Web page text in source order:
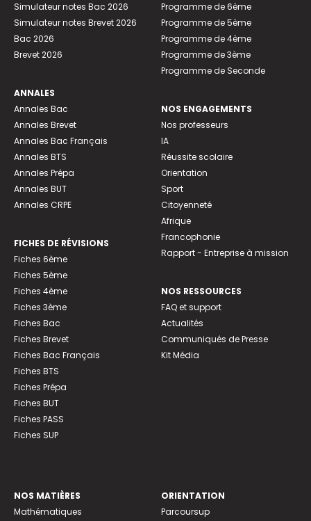
Simulateur notes Bac 2026
Simulateur notes Brevet 2026
Bac 2026
Brevet 2026
ANNALES
Annales Bac
Annales Brevet
Annales Bac Français
Annales BTS
Annales Prépa
Annales BUT
Annales CRPE
FICHES DE RÉVISIONS
Fiches 6ème
Fiches 5ème
Fiches 4ème
Fiches 3ème
Fiches Bac
Fiches Brevet
Fiches Bac Français
Fiches BTS
Fiches Prépa
Fiches BUT
Fiches PASS
Fiches SUP
Programme de 6ème
Programme de 5ème
Programme de 4ème
Programme de 3ème
Programme de Seconde
NOS ENGAGEMENTS
Nos professeurs
IA
Réussite scolaire
Orientation
Sport
Citoyenneté
Afrique
Francophonie
Rapport - Entreprise à mission
NOS RESSOURCES
FAQ et support
Actualités
Communiqués de Presse
Kit Média
NOS MATIÈRES
Mathématiques
ORIENTATION
Parcoursup